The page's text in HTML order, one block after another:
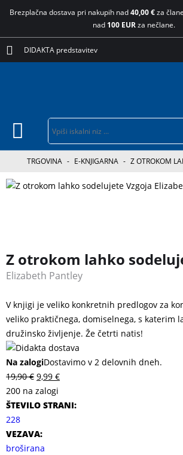
Brezplačna dostava pri nakupih nad40,00 €za
nad 100 EURza nečlane.
DIDAKTA predstavitev
TRGOVINA - E-KNJIGARNA - Z OTROKOM
Z otrokom lahko
Elizabeth Pantley
V knjigi je veliko konkretnih predlogov za
veliko praktičnega, domiselnega, s katerim
družinsko življenje. Že četrti natis!
Na zalogiDostavimo v 2 delovnih dneh.
19,90€ 9,99 €
200 na zalogi
ŠTEVILO STRANI:
228
VEZAVA:
broširana